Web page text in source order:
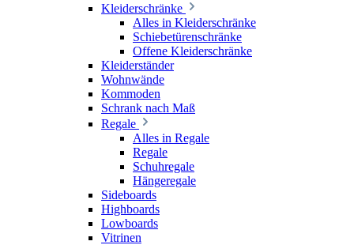
Kleiderschränke
Alles in Kleiderschränke
Schiebetürenschränke
Offene Kleiderschränke
Kleiderständer
Wohnwände
Kommoden
Schrank nach Maß
Regale
Alles in Regale
Regale
Schuhregale
Hängeregale
Sideboards
Highboards
Lowboards
Vitrinen